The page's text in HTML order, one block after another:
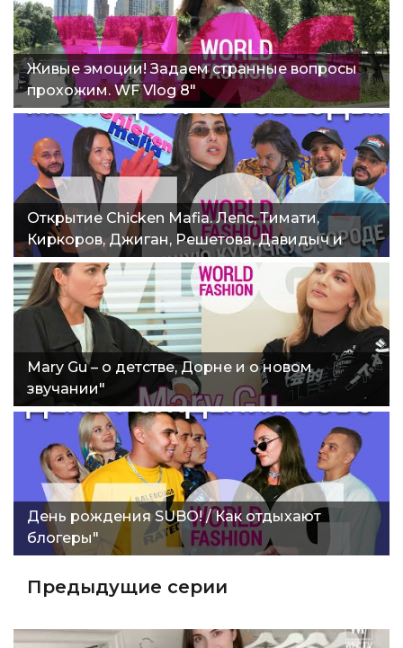
Живые эмоции! Задаем странные вопросы
прохожим. WF Vlog 8"
Открытие Chiсken Mafia. Лепс, Тимати,
Киркоров, Джиган, Решетова, Давидыч и
World fashion vlog 10"
Mary Gu – о детстве, Дорне и о новом
звучании"
День рождения SUBO! / Как отдыхают
блогеры"
Предыдущие серии